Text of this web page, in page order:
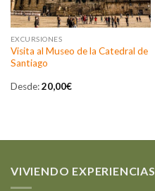
EXCURSIONES
Visita al Museo de la Catedral de
Santiago
Desde:20,00€
VIVIENDO EXPERIENCIAS